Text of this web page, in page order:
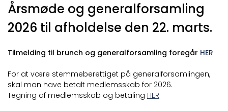
Årsmøde og generalforsamling
2026 til afholdelse den 22. marts.
Tilmelding til brunch og generalforsamling foregår HER
For at være stemmeberettiget på generalforsamlingen,
skal man have betalt medlemsskab for 2026.
Tegning af medlemsskab og betaling HER